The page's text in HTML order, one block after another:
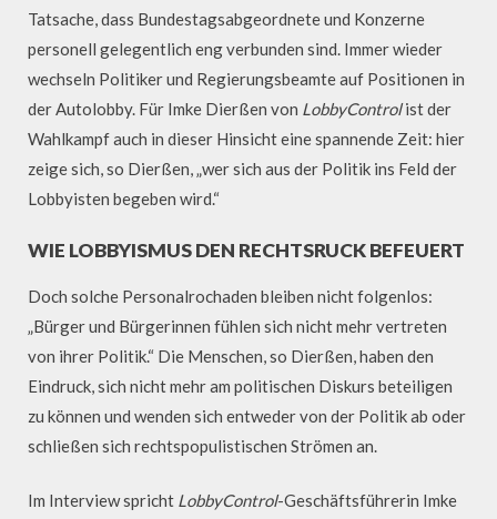
Tatsache, dass Bundestagsabgeordnete und Konzerne
personell gelegentlich eng verbunden sind. Immer wieder
wechseln Politiker und Regierungsbeamte auf Positionen in
der Autolobby. Für Imke Dierßen von LobbyControlist der
Wahlkampf auch in dieser Hinsicht eine spannende Zeit: hier
zeige sich, so Dierßen, „wer sich aus der Politik ins Feld der
Lobbyisten begeben wird.“
WIE LOBBYISMUS DEN RECHTSRUCK BEFEUERT
Doch solche Personalrochaden bleiben nicht folgenlos:
„Bürger und Bürgerinnen fühlen sich nicht mehr vertreten
von ihrer Politik.“ Die Menschen, so Dierßen, haben den
Eindruck, sich nicht mehr am politischen Diskurs beteiligen
zu können und wenden sich entweder von der Politik ab oder
schließen sich rechtspopulistischen Strömen an.
Im Interview spricht LobbyControl-Geschäftsführerin Imke